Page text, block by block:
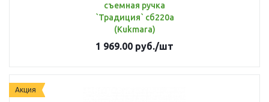
съемная ручка
`Традиция` сб220а
(Kukmara)
1 969.00 руб./шт
Акция